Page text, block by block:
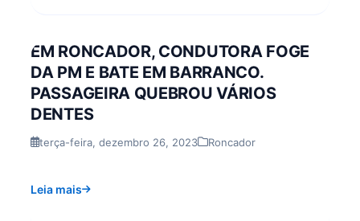
EM RONCADOR, CONDUTORA FOGE
DA PM E BATE EM BARRANCO.
PASSAGEIRA QUEBROU VÁRIOS
DENTES
terça-feira, dezembro 26, 2023 Roncador
Leia mais